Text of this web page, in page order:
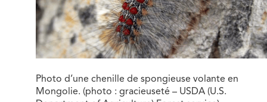
Photo d’une chenille de spongieuse volante en
Mongolie. (photo : gracieuseté – USDA (U.S.